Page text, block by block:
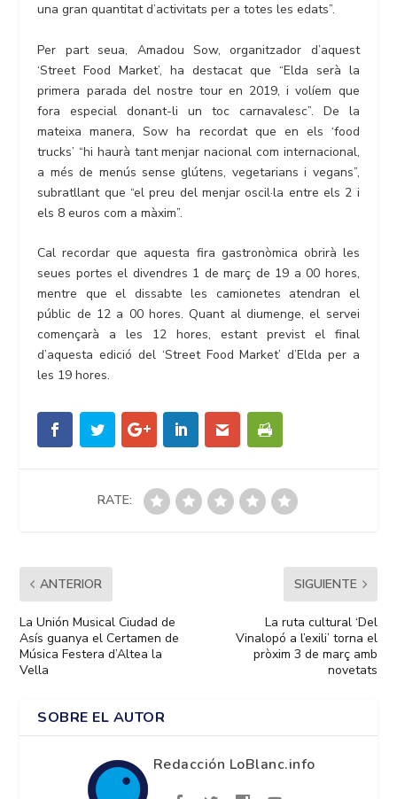
una gran quantitat d’activitats per a totes les edats”.
Per part seua, Amadou Sow, organitzador d’aquest
‘Street Food Market’, ha destacat que “Elda serà la
primera parada del nostre tour en 2019, i volíem que
fora especial donant-li un toc carnavalesc”. De la
mateixa manera, Sow ha recordat que en els ‘food
trucks’ “hi haurà tant menjar nacional com internacional,
a més de menús sense glútens, vegetarians i vegans”,
subratllant que “el preu del menjar oscil·la entre els 2 i
els 8 euros com a màxim”.
Cal recordar que aquesta fira gastronòmica obrirà les
seues portes el divendres 1 de març de 19 a 00 hores,
mentre que el dissabte les camionetes atendran el
públic de 12 a 00 hores. Quant al diumenge, el servei
començarà a les 12 hores, estant previst el final
d’aquesta edició del ‘Street Food Market’ d’Elda per a
les 19 hores.
RATE:
ANTERIOR
La Unión Musical Ciudad de
Asís guanya el Certamen de
Música Festera d’Altea la
Vella
SIGUIENTE
La ruta cultural ‘Del
Vinalopó a l’exili’ torna el
pròxim 3 de març amb
novetats
SOBRE EL AUTOR
Redacción LoBlanc.info